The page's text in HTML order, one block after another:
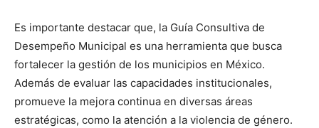
Es importante destacar que, la Guía Consultiva de
Desempeño Municipal es una herramienta que busca
fortalecer la gestión de los municipios en México.
Además de evaluar las capacidades institucionales,
promueve la mejora continua en diversas áreas
estratégicas, como la atención a la violencia de género.